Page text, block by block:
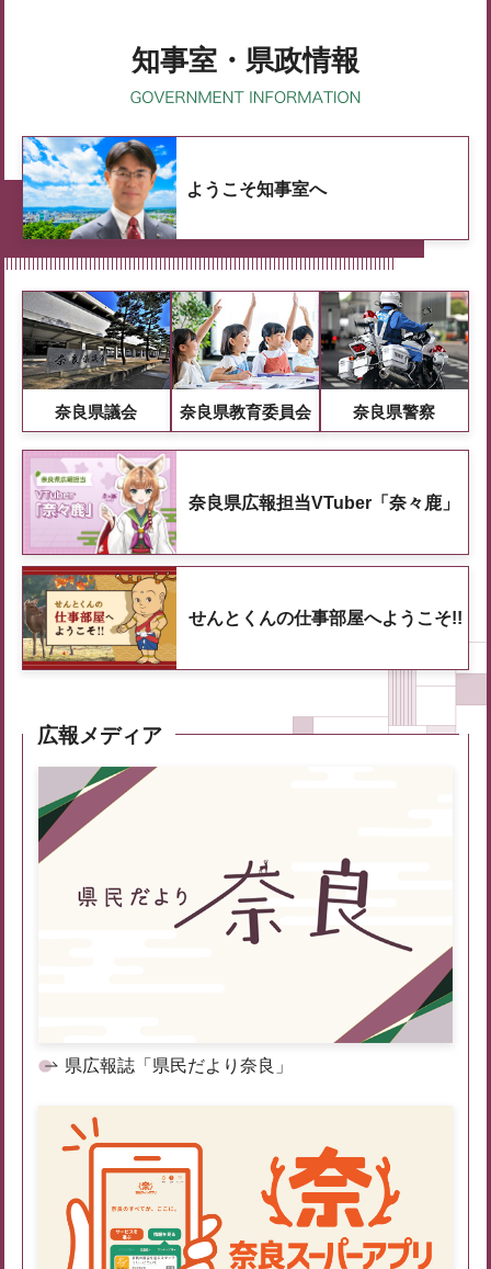
知事室・県政情報
ようこそ知事室へ
奈良県議会 奈良県教育委員会 奈良県警察
奈良県広報担当VTuber「奈々鹿」
せんとくんの仕事部屋へようこそ!!
広報メディア
県広報誌「県民だより奈良」